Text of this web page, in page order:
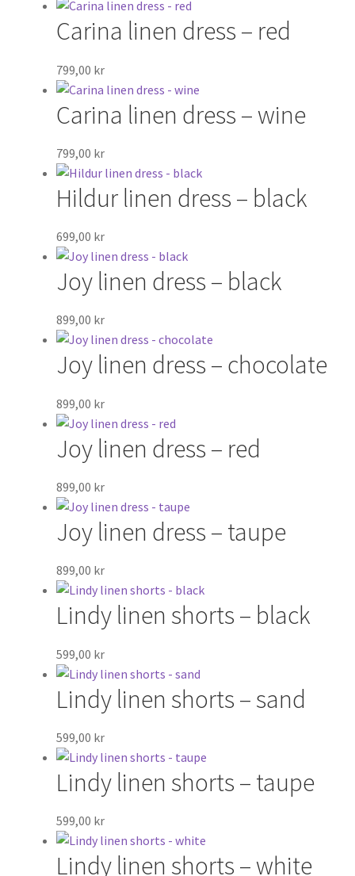
Carina linen dress – red
799,00 kr
Carina linen dress – wine
799,00 kr
Hildur linen dress – black
699,00 kr
Joy linen dress – black
899,00 kr
Joy linen dress – chocolate
899,00 kr
Joy linen dress – red
899,00 kr
Joy linen dress – taupe
899,00 kr
Lindy linen shorts – black
599,00 kr
Lindy linen shorts – sand
599,00 kr
Lindy linen shorts – taupe
599,00 kr
Lindy linen shorts – white